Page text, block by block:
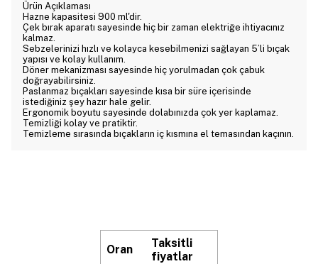
Ürün Açıklaması
Hazne kapasitesi 900 ml'dir.
Çek bırak aparatı sayesinde hiç bir zaman elektriğe ihtiyacınız
kalmaz.
Sebzelerinizi hızlı ve kolayca kesebilmenizi sağlayan 5’li bıçak
yapısı ve kolay kullanım.
Döner mekanizması sayesinde hiç yorulmadan çok çabuk
doğrayabilirsiniz.
Paslanmaz bıçakları sayesinde kısa bir süre içerisinde
istediğiniz şey hazır hale gelir.
Ergonomik boyutu sayesinde dolabınızda çok yer kaplamaz.
Temizliği kolay ve pratiktir.
Temizleme sırasında bıçakların iç kısmına el temasından kaçının.
Oran
Taksitli
fiyatlar